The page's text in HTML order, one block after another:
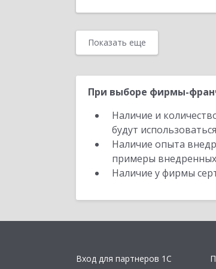
Показать еще
При выборе фирмы-
Наличие и
будут
Наличие опыта
примеры
Наличие у фирмы
Вход для партнеров 1С